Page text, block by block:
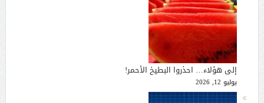
إلى هؤلاء… احذروا البطيخ الأحمر!
يوليو 12, 2026